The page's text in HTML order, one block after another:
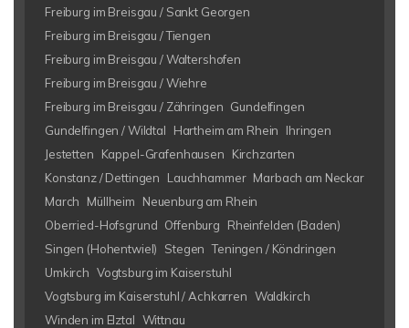
Freiburg im Breisgau / Sankt Georgen
Freiburg im Breisgau / Tiengen
Freiburg im Breisgau / Waltershofen
Freiburg im Breisgau / Wiehre
Freiburg im Breisgau / Zähringen Gundelfingen
Gundelfingen / Wildtal
Hartheim am Rhein
Ihringen
Jestetten
Kappel-Grafenhausen
Kirchzarten
Konstanz / Dettingen
Lauchhammer Marbach am Neckar
March
Müllheim
Neuenburg am Rhein
Oberried-Hofsgrund Offenburg
Rheinfelden (Baden)
Singen (Hohentwiel)
Stegen Teningen / Köndringen
Umkirch Vogtsburg im Kaiserstuhl
Vogtsburg im Kaiserstuhl / Achkarren Waldkirch
Winden im Elztal Wittnau